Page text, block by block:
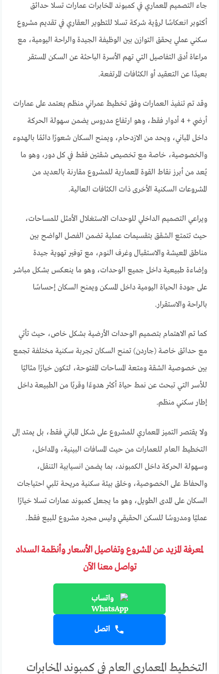
جاء التصميم المعماري في كمبوند المخابرات عمارات تسلا حدائق
أكتوبر انعكاسًا لرؤية شركة تسلا للتطوير العقاري في تقديم مشروع
سكني عملي يحقق التوازن بين الوظيفة الجيدة والراحة اليومية، مع
مراعاة أدق التفاصيل التي تهم الأسرة الباحثة عن السكن المستقر
بعيدًا عن التعقيد أو الكثافات المرتفعة.
وقد تم تنفيذ العمارات وفق تخطيط عمراني منظم يعتمد على عمارات
أرضي + 4 أدوار فقط، وهو ارتفاع مدروس يضمن سهولة الحركة
داخل المباني، ويحد من الازدحام، ويمنح السكان شعورًا دائمًا بالهدوء
والخصوصية، خاصة مع تخصيص شقتين فقط في كل دور، وهو ما
يُعد من أبرز نقاط القوة المعمارية للمشروع مقارنة بالعديد من
المشروعات السكنية الأخرى ذات الكثافات العالية.
ويراعي التصميم الداخلي للوحدات الاستغلال الأمثل للمساحات،
حيث تتمتع الشقق بتقسيمات عملية تضمن الفصل الواضح بين
مناطق المعيشة والاستقبال وغرف النوم، مع توفير تهوية جيدة
وإضاءة طبيعية داخل جميع الوحدات، وهو ما ينعكس بشكل مباشر
على جودة الحياة اليومية داخل المسكن ويمنح السكان إحساسًا
بالراحة والاستقرار.
كما تم الاهتمام بتصميم الوحدات الأرضية بشكل خاص، حيث تأتي
مع حدائق خاصة (جاردن) تمنح السكان تجربة سكنية مختلفة تجمع
بين خصوصية الشقة ومتعة المساحات المفتوحة، لتكون خيارًا مثاليًا
للأسر التي تبحث عن نمط حياة أكثر هدوءًا وقربًا من الطبيعة داخل
إطار سكني منظم.
ولا يقتصر التميز المعماري للمشروع على شكل المباني فقط، بل يمتد إلى
التخطيط العام للعمارات من حيث المسافات البينية، والمداخل،
وسهولة الحركة داخل الكمبوند، بما يضمن انسيابية التنقل،
والحفاظ على الخصوصية، وخلق بيئة سكنية مريحة تلبي احتياجات
السكان على المدى الطويل، وهو ما يجعل كمبوند عمارات تسلا خيارًا
عمليًا ومدروسًا للسكن الحقيقي وليس مجرد مشروع للبيع فقط.
لمعرفة المزيد عن المشروع وتفاصيل الأسعار وأنظمة السداد
تواصل معنا الآن
واتساب
اتصل
التخطيط المعماري العام في كمبوند المخابرات